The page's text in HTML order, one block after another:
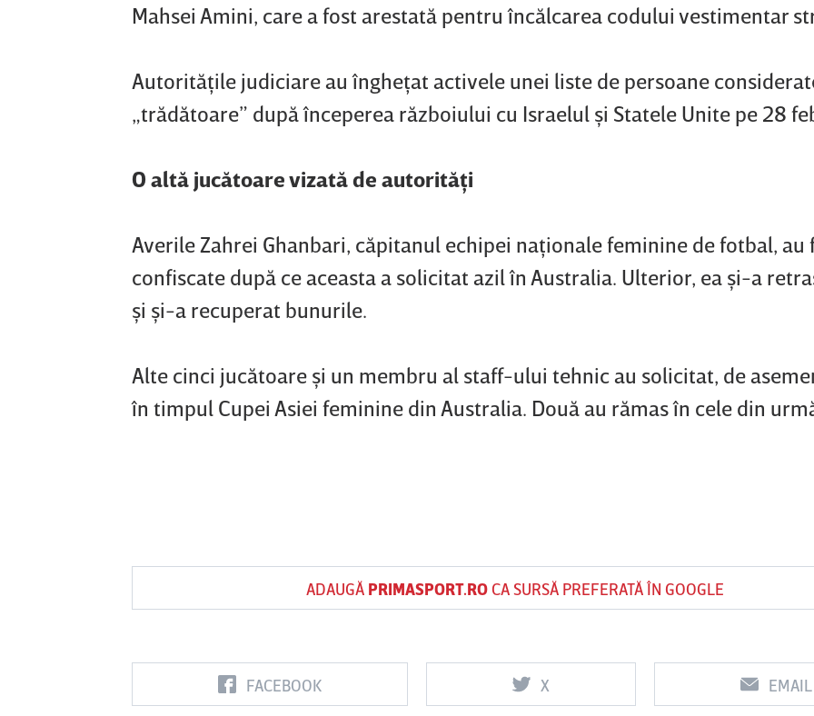
Mahsei Amini, care a fost arestată pentru încălcarea codului vestimentar
Autorităţile judiciare au îngheţat activele unei liste de persoane
„trădătoare” după începerea războiului cu Israelul şi Statele Unite pe 28
O altă jucătoare vizată de autorităţi
Averile Zahrei Ghanbari, căpitanul echipei naţionale feminine de fotbal, au
confiscate după ce aceasta a solicitat azil în Australia. Ulterior, ea şi-a
şi şi-a recuperat bunurile.
Alte cinci jucătoare şi un membru al staff-ului tehnic au solicitat, de
în timpul Cupei Asiei feminine din Australia. Două au rămas în cele din
ADAUGĂ PRIMASPORT.ROCA SURSĂ PREFERATĂ ÎN GOOGLE
FACEBOOK X EMAIL